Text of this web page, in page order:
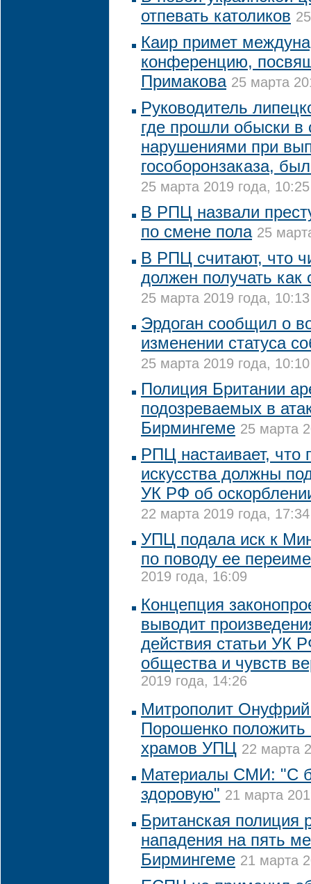
отпевать католиков
Каир примет
конференцию,
Примакова 25 марта
Руководитель
где прошли обыски в
нарушениями при
гособоронзаказа,
25 марта 2019 года, 10:25
В РПЦ назвали
по смене пола 25
В РПЦ считают, что
должен получать как
25 марта 2019 года, 10:13
Эрдоган сообщил о
изменении статуса
25 марта 2019 года, 10:10
Полиция Британии
подозреваемых в
Бирмингеме 25 марта
РПЦ настаивает, что
искусства должны
УК РФ об
22 марта 2019 года, 17:34
УПЦ подала иск к
по поводу ее
2019 года, 16:09
Концепция
выводит
действия статьи УК
общества и чувств
2019 года, 14:26
Митрополит
Порошенко положить
храмов УПЦ 22 марта
Материалы СМИ: "С
здоровую" 21 марта
Британская полиция
нападения на пять
Бирмингеме 21 марта